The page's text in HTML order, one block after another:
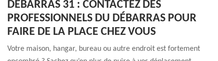
DÉBARRAS 31 : CONTACTEZ DES
PROFESSIONNELS DU DÉBARRAS POUR
FAIRE DE LA PLACE CHEZ VOUS
Votre maison, hangar, bureau ou autre endroit est fortement